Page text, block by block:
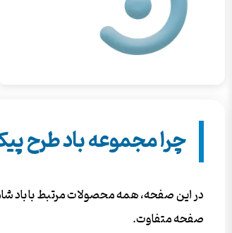
چرا مجموعه باد طرح
در این صفحه، همه محصولات مرتبط با باد
صفحه متفاوت.